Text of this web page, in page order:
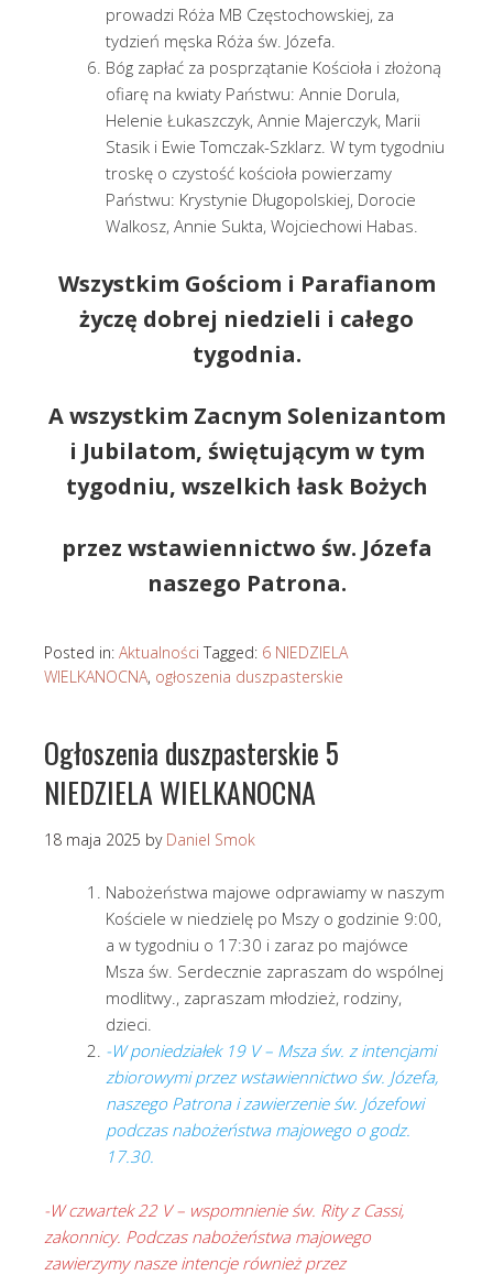
prowadzi Róża MB Częstochowskiej, za
tydzień męska Róża św. Józefa.
Bóg zapłać za posprzątanie Kościoła i złożoną
ofiarę na kwiaty Państwu: Annie Dorula,
Helenie Łukaszczyk, Annie Majerczyk, Marii
Stasik i Ewie Tomczak-Szklarz. W tym tygodniu
troskę o czystość kościoła powierzamy
Państwu: Krystynie Długopolskiej, Dorocie
Walkosz, Annie Sukta, Wojciechowi Habas.
Wszystkim Gościom i Parafianom
życzę dobrej niedzieli i całego
tygodnia.
A wszystkim Zacnym Solenizantom
i Jubilatom, świętującym w tym
tygodniu, wszelkich łask Bożych
przez wstawiennictwo św. Józefa
naszego Patrona.
Posted in: Aktualności Tagged: 6 NIEDZIELA
WIELKANOCNA, ogłoszenia duszpasterskie
Ogłoszenia duszpasterskie 5
NIEDZIELA WIELKANOCNA
18 maja 2025 by Daniel Smok
Nabożeństwa majowe odprawiamy w naszym
Kościele w niedzielę po Mszy o godzinie 9:00,
a w tygodniu o 17:30 i zaraz po majówce
Msza św. Serdecznie zapraszam do wspólnej
modlitwy., zapraszam młodzież, rodziny,
dzieci.
-W poniedziałek 19 V – Msza św. z intencjami
zbiorowymi przez wstawiennictwo św. Józefa,
naszego Patrona i zawierzenie św. Józefowi
podczas nabożeństwa majowego o godz.
17.30.
-W czwartek 22 V – wspomnienie św. Rity z Cassi,
zakonnicy. Podczas nabożeństwa majowego
zawierzymy nasze intencje również przez